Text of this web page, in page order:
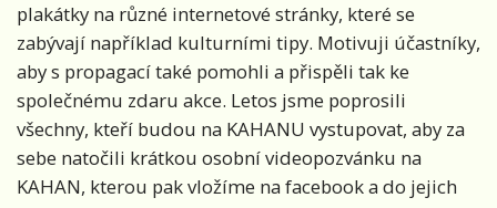
plakátky na různé internetové stránky, které se
zabývají například kulturními tipy. Motivuji účastníky,
aby s propagací také pomohli a přispěli tak ke
společnému zdaru akce. Letos jsme poprosili
všechny, kteří budou na KAHANU vystupovat, aby za
sebe natočili krátkou osobní videopozvánku na
KAHAN, kterou pak vložíme na facebook a do jejich